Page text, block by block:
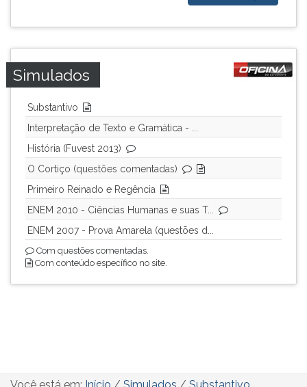
Simulados
Substantivo
Interpretação de Texto e Gramática - ...
História (Fuvest 2013)
O Cortiço (questões comentadas)
Primeiro Reinado e Regência
ENEM 2010 - Ciências Humanas e suas T...
ENEM 2007 - Prova Amarela (questões d...
Com questões comentadas.
Com conteúdo específico no site.